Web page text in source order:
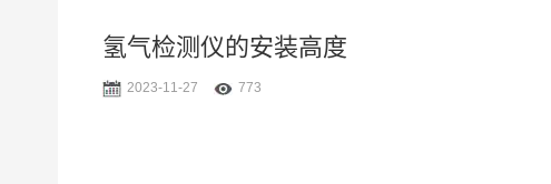
氢气检测仪的安装高度
2023-11-27 773